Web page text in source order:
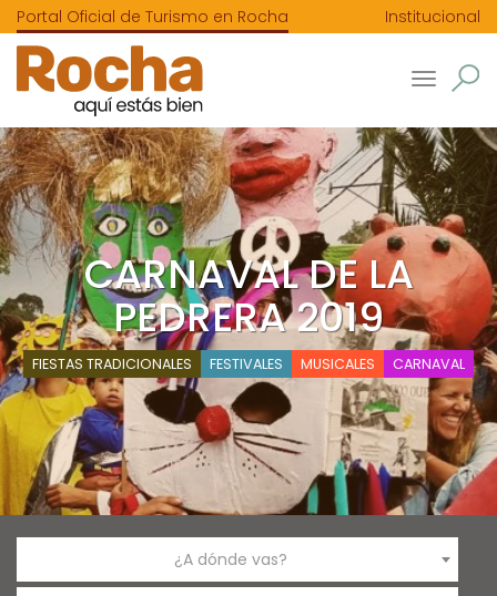
Portal Oficial de Turismo en Rocha Institucional
Toggle
CARNAVAL DE LA
PEDRERA 2019
FIESTAS TRADICIONALES FESTIVALES MUSICALES CARNAVAL
¿A dónde vas?